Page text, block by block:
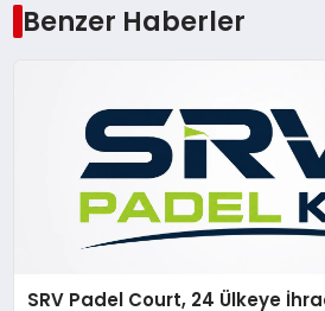
Benzer Haberler
SRV Padel Court, 24 Ülkeye